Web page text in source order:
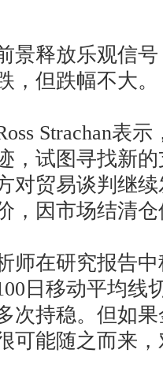
释放乐观信号
，但跌幅不大。
Strachan表示
，试图寻找新
对贸易谈判继
，因市场结清仓
在研究报告中
日移动平均线
次持稳。但如
可能随之而来